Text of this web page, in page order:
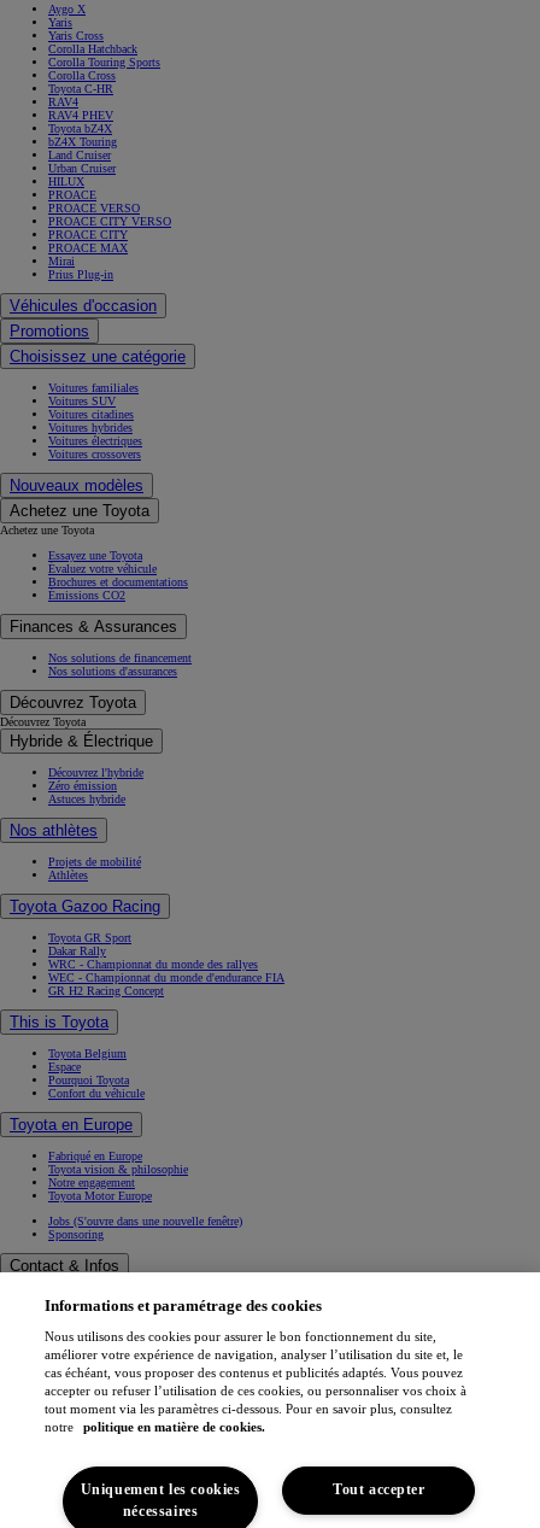
Aygo X
Yaris
Yaris Cross
Corolla Hatchback
Corolla Touring Sports
Corolla Cross
Toyota C-HR
RAV4
RAV4 PHEV
Toyota bZ4X
bZ4X Touring
Land Cruiser
Urban Cruiser
HILUX
PROACE
PROACE VERSO
PROACE CITY VERSO
PROACE CITY
PROACE MAX
Mirai
Prius Plug-in
Véhicules d'occasion
Promotions
Choisissez une catégorie
Voitures familiales
Voitures SUV
Voitures citadines
Voitures hybrides
Voitures électriques
Voitures crossovers
Nouveaux modèles
Achetez une Toyota
Achetez une Toyota
Essayez une Toyota
Évaluez votre véhicule
Brochures et documentations
Émissions CO2
Finances & Assurances
Nos solutions de financement
Nos solutions d'assurances
Découvrez Toyota
Découvrez Toyota
Hybride & Électrique
Découvrez l'hybride
Zéro émission
Astuces hybride
Nos athlètes
Projets de mobilité
Athlètes
Toyota Gazoo Racing
Toyota GR Sport
Dakar Rally
WRC - Championnat du monde des rallyes
WEC - Championnat du monde d'endurance FIA
GR H2 Racing Concept
This is Toyota
Toyota Belgium
Espace
Pourquoi Toyota
Confort du véhicule
Toyota en Europe
Fabriqué en Europe
Toyota vision & philosophie
Notre engagement
Toyota Motor Europe
Jobs (S'ouvre dans une nouvelle fenêtre)
Sponsoring
Contact & Infos
Trouvez un concessionnaire
Rendez-vous en concession(S'ouvre dans une nouvelle fenêtre)
Contactez-nous
Nos concessionnaires
Support (FAQ)
Mentions légales
Vie privée
Data sharing
Professionnels
Application My Toyota
(S'ouvre dans une nouvelle fenêtre)
(S'ouvre dans une nouvelle fenêtre)
Informations et paramétrage des cookies
Nous utilisons des cookies pour assurer le bon fonctionnement du site,
améliorer votre expérience de navigation, analyser l’utilisation du site et, le
cas échéant, vous proposer des contenus et publicités adaptés. Vous pouvez
accepter ou refuser l’utilisation de ces cookies, ou personnaliser vos choix à
tout moment via les paramètres ci-dessous. Pour en savoir plus, consultez
notre
politique en matière de cookies.
Tout accepter
Uniquement les cookies
nécessaires